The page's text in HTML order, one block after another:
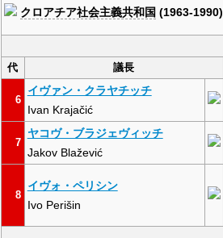
クロアチア社会主義共和国 (1963-1990)
代
議長
6
イヴァン・クラヤチッチ
Ivan Krajačić
7
ヤコヴ・ブラジェヴィッチ
Jakov Blažević
8
イヴォ・ペリシン
Ivo Perišin